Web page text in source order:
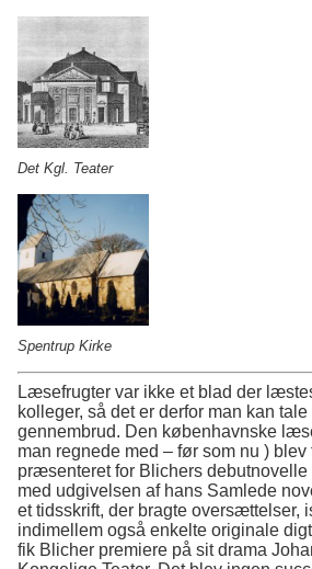
Det Kgl. Teater
Spentrup Kirke
Læsefrugter var ikke et blad der
kolleger, så det er derfor man kan
gennembrud. Den københavnske
man regnede med – før som nu ) blev
præsenteret for Blichers
med udgivelsen af hans Samlede
et tidsskrift, der bragte oversættelser,
indimellem også enkelte originale
fik Blicher premiere på sit drama